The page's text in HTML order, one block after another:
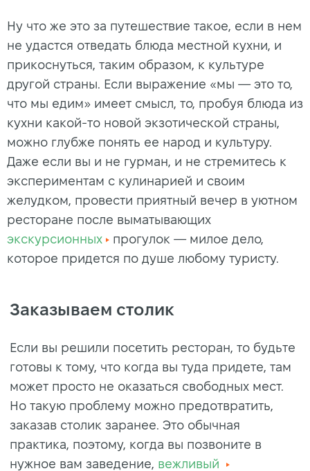
Ну что же это за путешествие такое, если в нем
не удастся отведать блюда местной кухни, и
прикоснуться, таким образом, к культуре
другой страны. Если выражение «мы — это то,
что мы едим» имеет смысл, то, пробуя блюда из
кухни какой-то новой экзотической страны,
можно глубже понять ее народ и культуру.
Даже если вы и не гурман, и не стремитесь к
экспериментам с кулинарией и своим
желудком, провести приятный вечер в уютном
ресторане после выматывающих
экскурсионных
прогулок — милое дело,
которое придется по душе любому туристу.
Заказываем столик
Если вы решили посетить ресторан, то будьте
готовы к тому, что когда вы туда придете, там
может просто не оказаться свободных мест.
Но такую проблему можно предотвратить,
заказав столик заранее. Это обычная
практика, поэтому, когда вы позвоните в
нужное вам заведение, вежливый